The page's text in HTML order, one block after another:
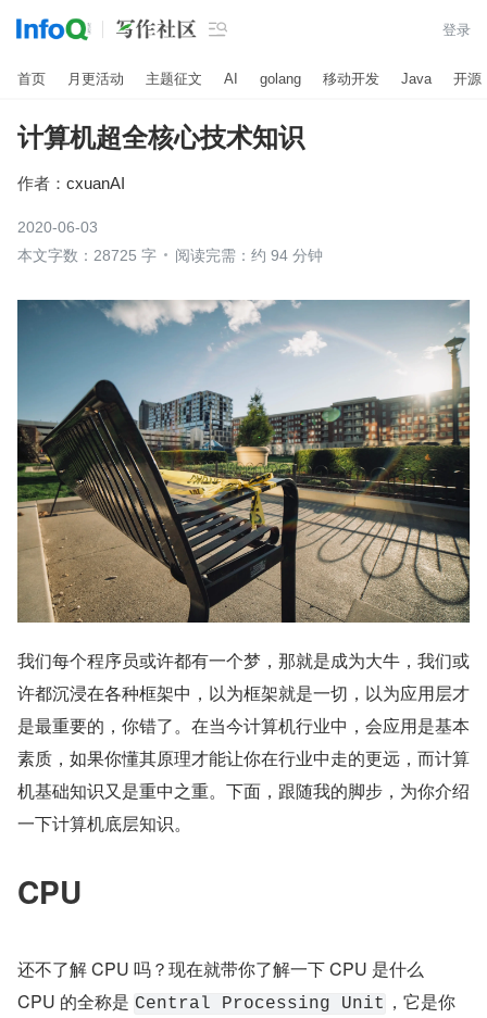
 登录
首页 月更活动 主题征文 AI golang 移动开发 Java 开源
计算机超全核心技术知识
作者： cxuanAI
2020-06-03
本文字数：28725 字
阅读完需：约 94 分钟
我们每个程序员或许都有一个梦，那就是成为大牛，我们或
许都沉浸在各种框架中，以为框架就是一切，以为应用层才
是最重要的，你错了。在当今计算机行业中，会应用是基本
素质，如果你懂其原理才能让你在行业中走的更远，而计算
机基础知识又是重中之重。下面，跟随我的脚步，为你介绍
一下计算机底层知识。
CPU
还不了解 CPU 吗？现在就带你了解一下 CPU 是什么
CPU 的全称是 Central Processing Unit ，它是你